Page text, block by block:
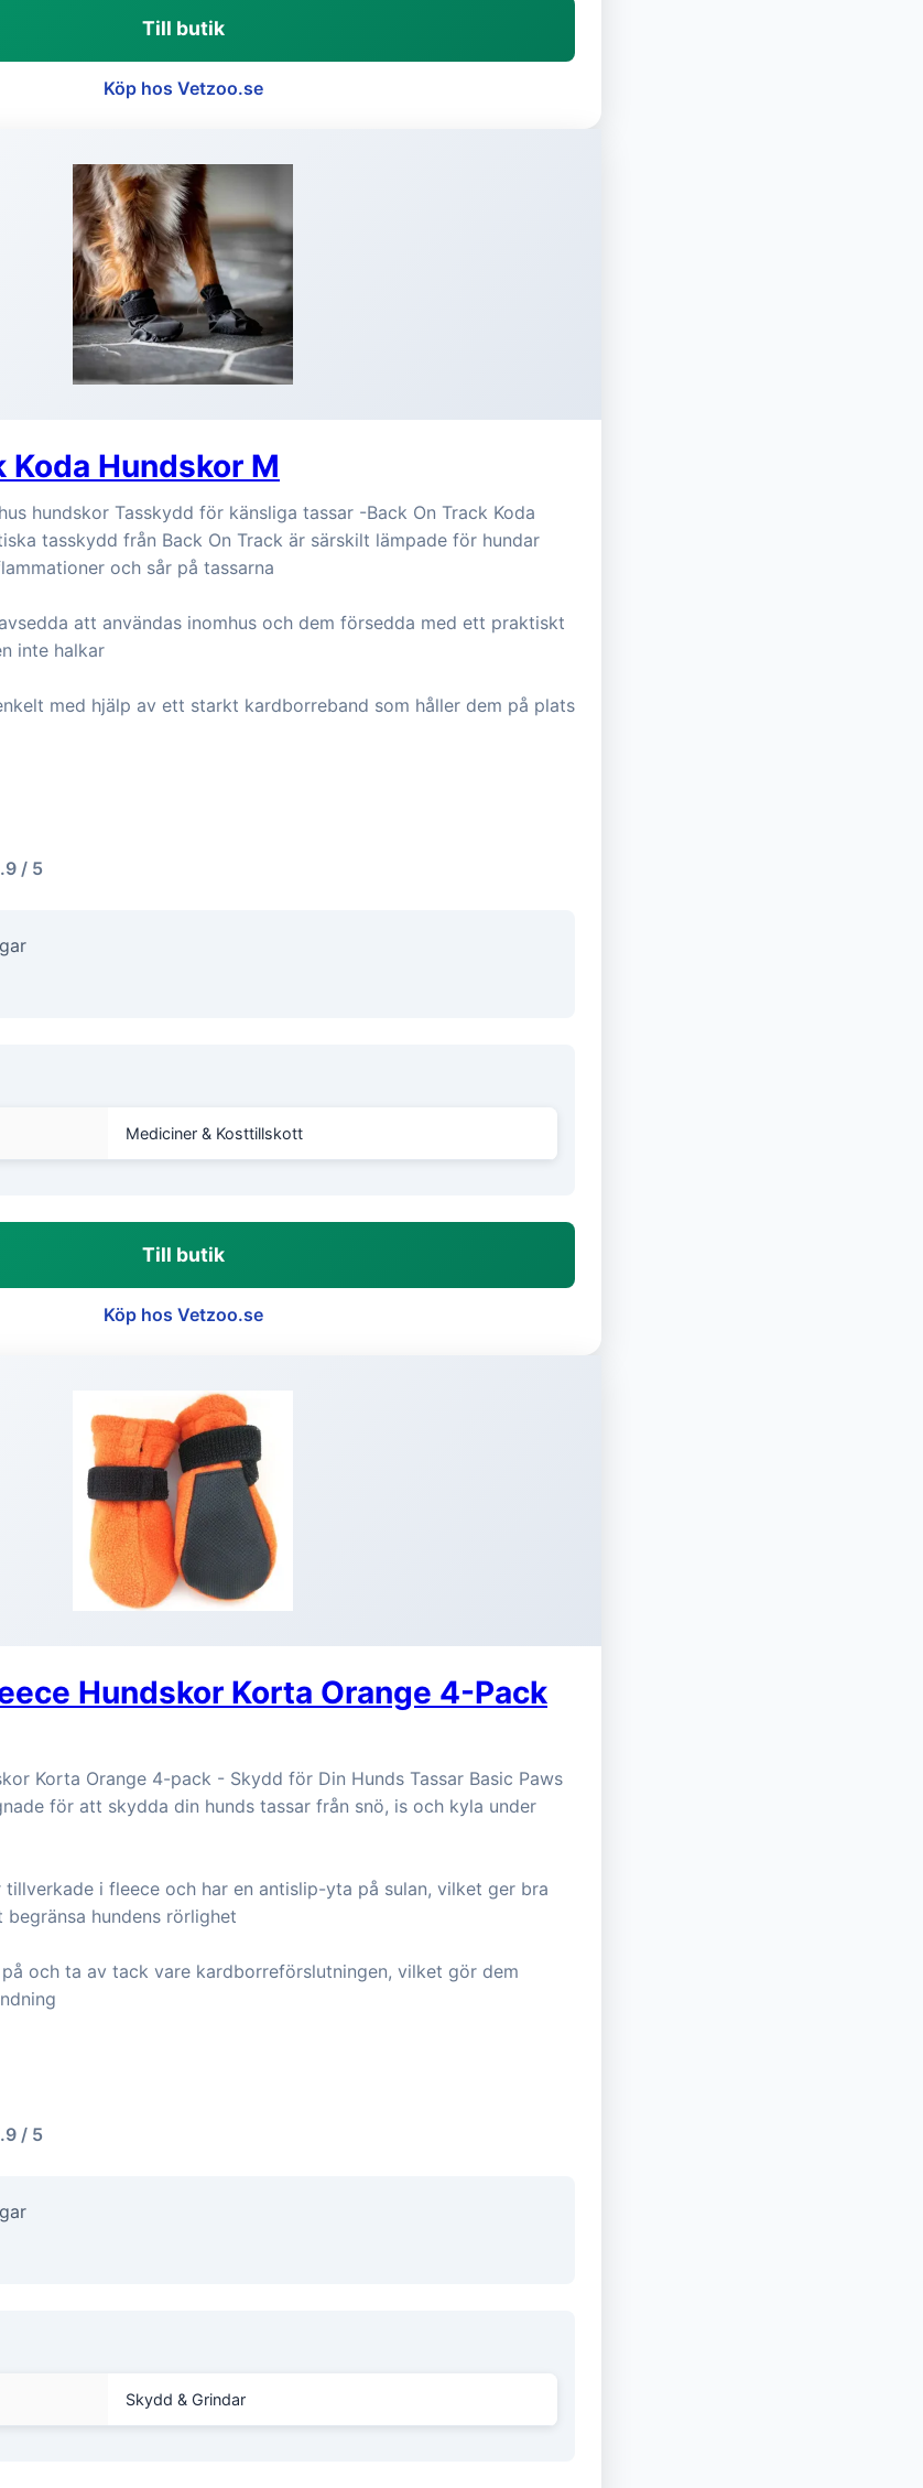
Till butik
Köp hos Vetzoo.se
Koda Hundskor M
hundskor Tasskydd för känsliga tassar -Back On Track Koda
tasskydd från Back On Track är särskilt lämpade för hundar
och sår på tassarna
att användas inomhus och dem försedda med ett praktiskt
inte halkar
med hjälp av ett starkt kardborreband som håller dem på plats
/ 5
Mediciner & Kosttillskott
Till butik
Köp hos Vetzoo.se
Hundskor Korta Orange 4-Pack
Korta Orange 4-pack - Skydd för Din Hunds Tassar Basic Paws
för att skydda din hunds tassar från snö, is och kyla under
tillverkade i fleece och har en antislip-yta på sulan, vilket ger bra
hundens rörlighet
och ta av tack vare kardborreförslutningen, vilket gör dem
/ 5
Skydd & Grindar